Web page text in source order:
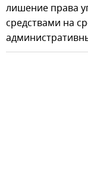
лишение права
средствами на